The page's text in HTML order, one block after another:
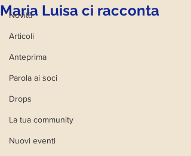
Novità
Articoli
Anteprima
Parola ai soci
Drops
La tua community
Nuovi eventi
Maria Luisa ci racconta